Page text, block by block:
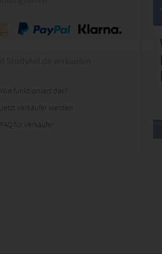
Wie funktioniert das?
Jetzt Verkäufer werden
FAQ für Verkäufer